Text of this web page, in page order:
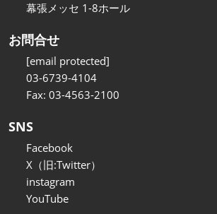
幕張メッセ 1-8ホール
お問合せ
[email protected]
03-6739-4104
Fax: 03-4563-2100
SNS
Facebook
X（旧:Twitter）
instagram
YouTube